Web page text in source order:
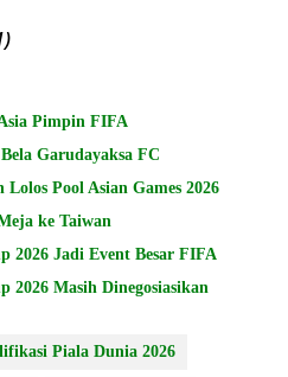
Pimpin FIFA
Garudayaksa FC
Pool Asian Games 2026
ke Taiwan
2026 Jadi Event Besar FIFA
2026 Masih Dinegosiasikan
Piala Dunia 2026